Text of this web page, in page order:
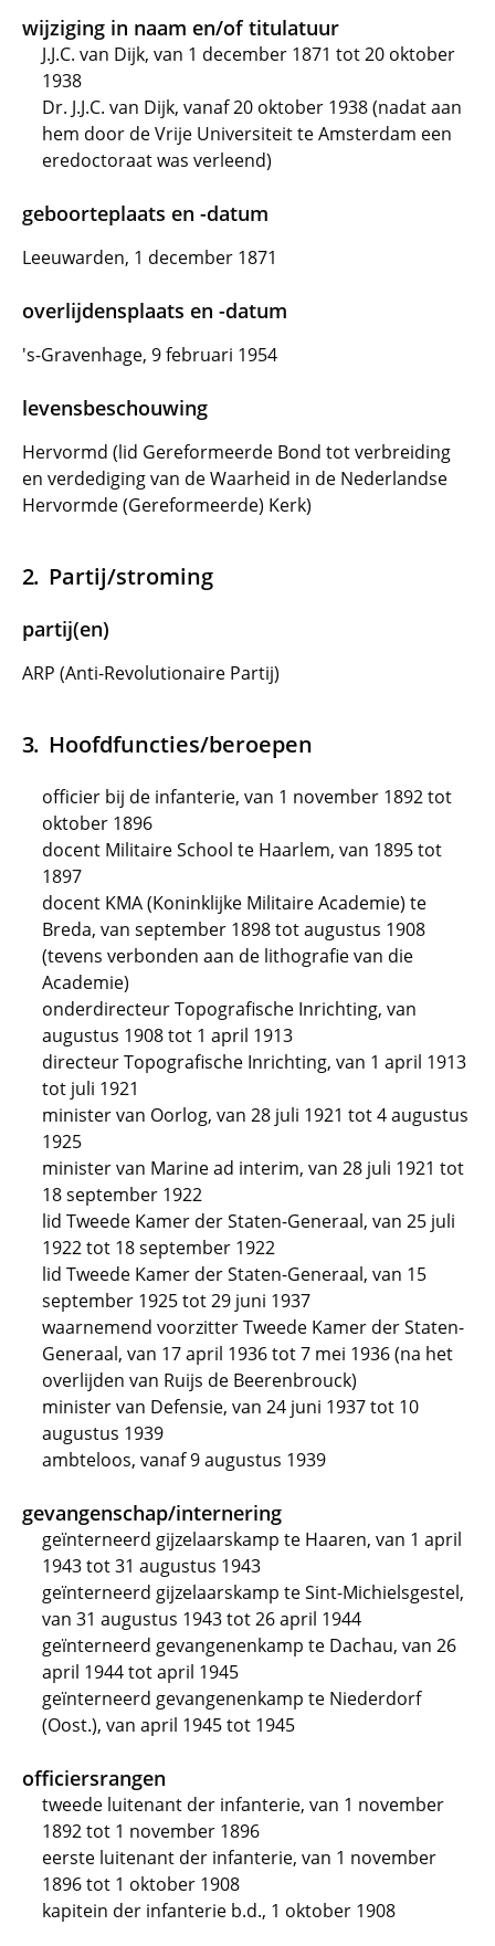
wijziging in naam en/of titulatuur
J.J.C. van Dijk, van 1 december 1871 tot 20 oktober
1938
Dr. J.J.C. van Dijk, vanaf 20 oktober 1938 (nadat aan
hem door de Vrije Universiteit te Amsterdam een
eredoctoraat was verleend)
geboorteplaats en -datum
Leeuwarden, 1 december 1871
overlijdensplaats en -datum
's-Gravenhage, 9 februari 1954
levensbeschouwing
Hervormd (lid Gereformeerde Bond tot verbreiding
en verdediging van de Waarheid in de Nederlandse
Hervormde (Gereformeerde) Kerk)
Partij/stroming
partij(en)
ARP (Anti-Revolutionaire Partij)
Hoofdfuncties/beroepen
officier bij de infanterie, van 1 november 1892 tot
oktober 1896
docent Militaire School te Haarlem, van 1895 tot
1897
docent KMA (Koninklijke Militaire Academie) te
Breda, van september 1898 tot augustus 1908
(tevens verbonden aan de lithografie van die
Academie)
onderdirecteur Topografische Inrichting, van
augustus 1908 tot 1 april 1913
directeur Topografische Inrichting, van 1 april 1913
tot juli 1921
minister van Oorlog, van 28 juli 1921 tot 4 augustus
1925
minister van Marine ad interim, van 28 juli 1921 tot
18 september 1922
lid Tweede Kamer der Staten-Generaal, van 25 juli
1922 tot 18 september 1922
lid Tweede Kamer der Staten-Generaal, van 15
september 1925 tot 29 juni 1937
waarnemend voorzitter Tweede Kamer der Staten-
Generaal, van 17 april 1936 tot 7 mei 1936 (na het
overlijden van Ruijs de Beerenbrouck)
minister van Defensie, van 24 juni 1937 tot 10
augustus 1939
ambteloos, vanaf 9 augustus 1939
gevangenschap/internering
geïnterneerd gijzelaarskamp te Haaren, van 1 april
1943 tot 31 augustus 1943
geïnterneerd gijzelaarskamp te Sint-Michielsgestel,
van 31 augustus 1943 tot 26 april 1944
geïnterneerd gevangenenkamp te Dachau, van 26
april 1944 tot april 1945
geïnterneerd gevangenenkamp te Niederdorf
(Oost.), van april 1945 tot 1945
officiersrangen
tweede luitenant der infanterie, van 1 november
1892 tot 1 november 1896
eerste luitenant der infanterie, van 1 november
1896 tot 1 oktober 1908
kapitein der infanterie b.d., 1 oktober 1908